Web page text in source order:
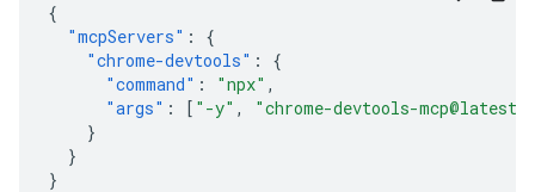
{
"mcpServers" :
{
"chrome-devtools" :
{
"command" : "npx" ,
"args" : [ "-y" , "chrome-devtools-mcp@latest"
}
}
}